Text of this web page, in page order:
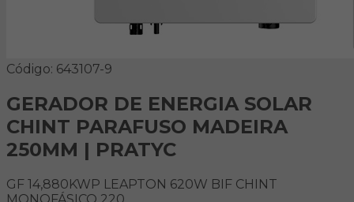
Código: 643107-9
GERADOR DE ENERGIA SOLAR
CHINT PARAFUSO MADEIRA
250MM | PRATYC
GF 14,880KWP LEAPTON 620W BIF CHINT